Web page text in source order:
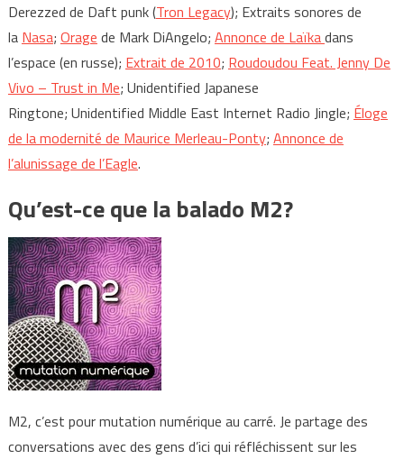
Derezzed de Daft punk (Tron Legacy); Extraits sonores de
la Nasa; Orage de Mark DiAngelo; Annonce de Laïkadans
l’espace (en russe); Extrait de 2010; Roudoudou Feat. Jenny De
Vivo – Trust in Me; Unidentified Japanese
Ringtone; Unidentified Middle East Internet Radio Jingle; Éloge
de la modernité de Maurice Merleau-Ponty; Annonce de
l’alunissage de l’Eagle.
Qu’est-ce que la balado M2?
M2, c’est pour mutation numérique au carré. Je partage des
conversations avec des gens d’ici qui réfléchissent sur les